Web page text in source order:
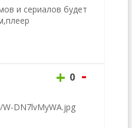
и сериалов будет
+ 0 -
DN7lvMyWA.jpg